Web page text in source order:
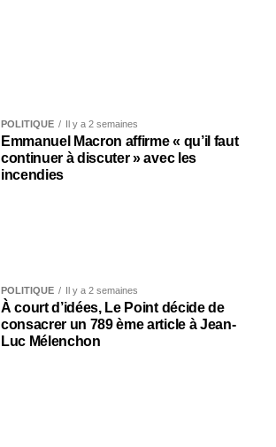
POLITIQUE Il y a 2 semaines
Emmanuel Macron affirme « qu’il faut
continuer à discuter » avec les
incendies
POLITIQUE Il y a 2 semaines
À court d’idées, Le Point décide de
consacrer un 789 ème article à Jean-
Luc Mélenchon